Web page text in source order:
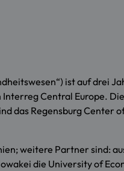
ist auf drei
Central Europe.
Regensburg Center
weitere Partner sind:
die University of